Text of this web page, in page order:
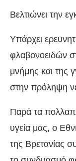
Βελτιώνει την
Υπάρχει
φλαβονοειδών
μνήμης και της
στην πρόληψη
Παρά τα
υγεία μας, ο
της Βρετανίας